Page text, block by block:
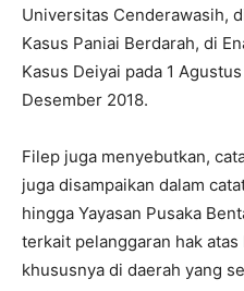
Universitas Cenderawasih,
Kasus Paniai Berdarah, di
Kasus Deiyai pada 1
Desember 2018.
Filep juga menyebutkan,
juga disampaikan dalam
hingga Yayasan Pusaka
terkait pelanggaran hak
khususnya di daerah yang